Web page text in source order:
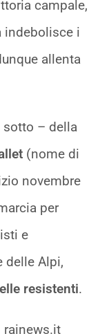
campale,
indebolisce i
allenta
sotto – della
(nome di
novembre
per
e
delle Alpi,
resistenti.